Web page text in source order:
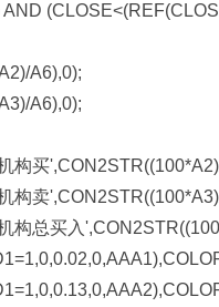
A6),0);
A6),0);
构买
构卖
构总买入